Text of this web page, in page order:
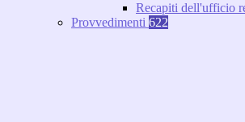
Recapiti dell'ufficio
Provvedimenti 622